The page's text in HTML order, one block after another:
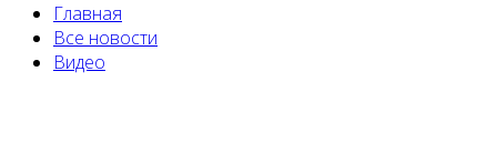
Главная
Все новости
Видео